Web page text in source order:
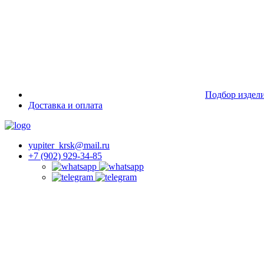
Подбор
Доставка и оплата
yupiter_krsk@mail.ru
+7 (902) 929-34-85